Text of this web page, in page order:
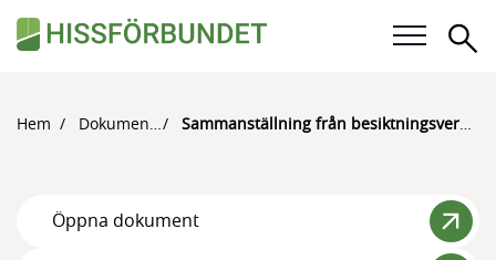
Våra frågor
För medlemmar
Hem Dokument Sammanställning från besiktningsverksamheten år 2024 inom Boverkets ansvarsområde
Öppna dokument